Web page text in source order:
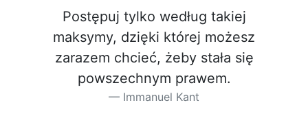
Postępuj tylko według takiej
maksymy, dzięki której możesz
za­razem chcieć, żeby stała się
pow­szechnym prawem.
Immanuel Kant